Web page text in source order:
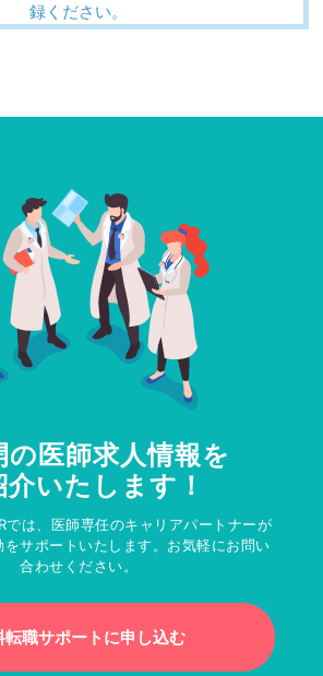
録ください。
の医師求人情報を
介いたします！
では、医師専任のキャリアパートナーが
をサポートいたします。お気軽にお問い
合わせください。
転職サポートに申し込む